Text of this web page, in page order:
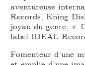
aventureuse
Records, Kning
joyau du genre, «
label IDEAL
Fomenteur d’une